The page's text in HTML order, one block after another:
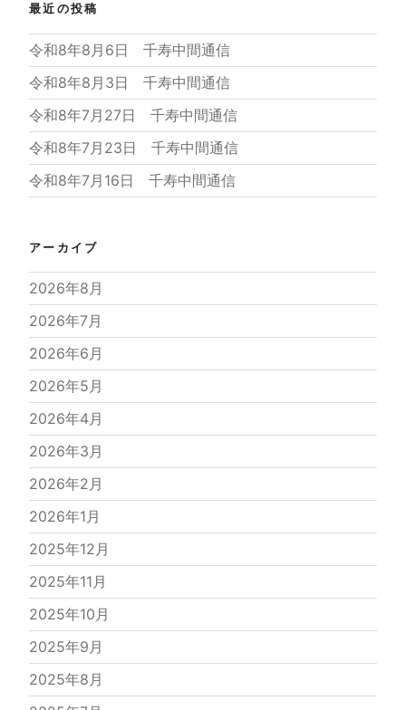
最近の投稿
令和8年8月6日 千寿中間通信
令和8年8月3日 千寿中間通信
令和8年7月27日 千寿中間通信
令和8年7月23日 千寿中間通信
令和8年7月16日 千寿中間通信
アーカイブ
2026年8月
2026年7月
2026年6月
2026年5月
2026年4月
2026年3月
2026年2月
2026年1月
2025年12月
2025年11月
2025年10月
2025年9月
2025年8月